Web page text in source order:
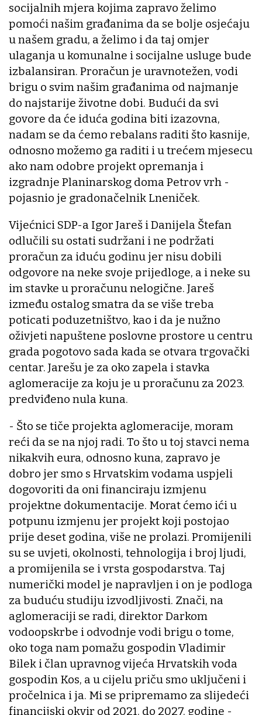
socijalnih mjera kojima zapravo želimo
pomoći našim građanima da se bolje osjećaju
u našem gradu, a želimo i da taj omjer
ulaganja u komunalne i socijalne usluge bude
izbalansiran. Proračun je uravnotežen, vodi
brigu o svim našim građanima od najmanje
do najstarije životne dobi. Budući da svi
govore da će iduća godina biti izazovna,
nadam se da ćemo rebalans raditi što kasnije,
odnosno možemo ga raditi i u trećem mjesecu
ako nam odobre projekt opremanja i
izgradnje Planinarskog doma Petrov vrh -
pojasnio je gradonačelnik Lneniček.
Vijećnici SDP-a Igor Jareš i Danijela Štefan
odlučili su ostati sudržani i ne podržati
proračun za iduću godinu jer nisu dobili
odgovore na neke svoje prijedloge, a i neke su
im stavke u proračunu nelogične. Jareš
između ostalog smatra da se više treba
poticati poduzetništvo, kao i da je nužno
oživjeti napuštene poslovne prostore u centru
grada pogotovo sada kada se otvara trgovački
centar. Jarešu je za oko zapela i stavka
aglomeracije za koju je u proračunu za 2023.
predviđeno nula kuna.
- Što se tiče projekta aglomeracije, moram
reći da se na njoj radi. To što u toj stavci nema
nikakvih eura, odnosno kuna, zapravo je
dobro jer smo s Hrvatskim vodama uspjeli
dogovoriti da oni financiraju izmjenu
projektne dokumentacije. Morat ćemo ići u
potpunu izmjenu jer projekt koji postojao
prije deset godina, više ne prolazi. Promijenili
su se uvjeti, okolnosti, tehnologija i broj ljudi,
a promijenila se i vrsta gospodarstva. Taj
numerički model je napravljen i on je podloga
za buduću studiju izvodljivosti. Znači, na
aglomeraciji se radi, direktor Darkom
vodoopskrbe i odvodnje vodi brigu o tome,
oko toga nam pomažu gospodin Vladimir
Bilek i član upravnog vijeća Hrvatskih voda
gospodin Kos, a u cijelu priču smo uključeni i
pročelnica i ja. Mi se pripremamo za slijedeći
financijski okvir od 2021. do 2027. godine -